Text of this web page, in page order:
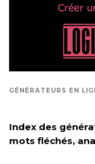
GÉNÉRATEURS EN
Index des
mots fléchés,